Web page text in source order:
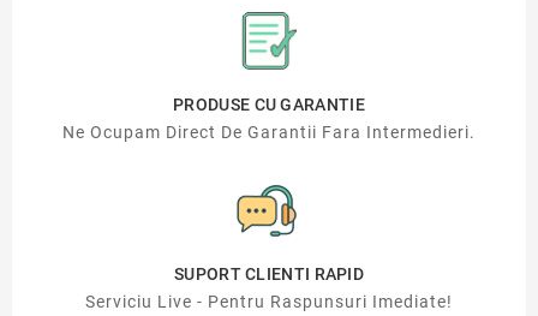
PRODUSE CU GARANTIE
Ne Ocupam Direct De Garantii Fara Intermedieri.
SUPORT CLIENTI RAPID
Serviciu Live - Pentru Raspunsuri Imediate!